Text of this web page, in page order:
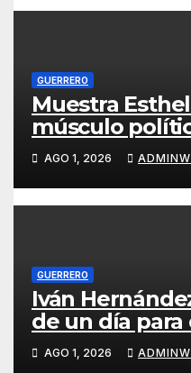
GUERRERO
Muestra
músculo
Grande: más
abarrotaron
correa
AGO 1, 2026
GUERRERO
Iván
de un día
muchos años
AGO 1, 2026